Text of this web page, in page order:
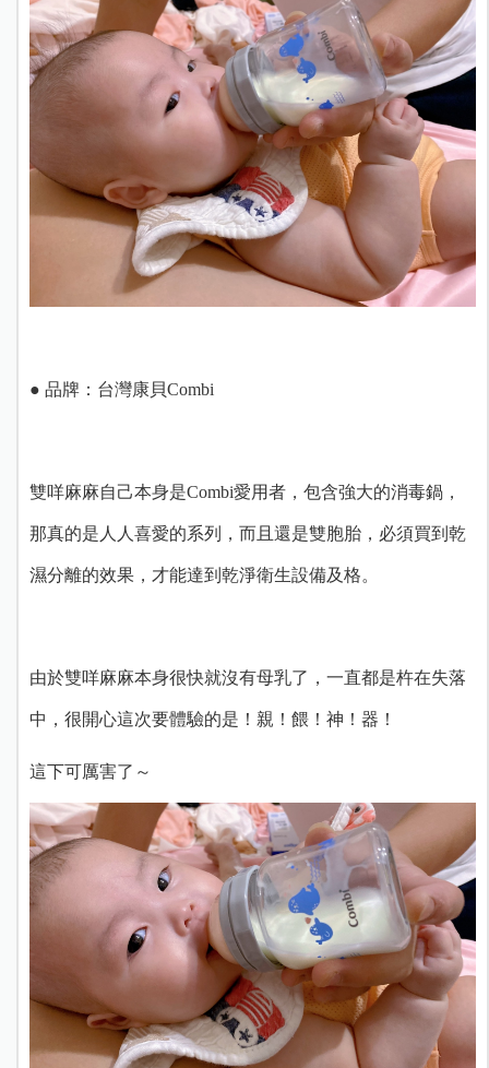
● 品牌：台灣康貝Combi
雙咩麻麻自己本身是Combi愛用者，包含強大的消毒鍋，
那真的是人人喜愛的系列，而且還是雙胞胎，必須買到乾
濕分離的效果，才能達到乾淨衛生設備及格。
由於雙咩麻麻本身很快就沒有母乳了，一直都是杵在失落
中，很開心這次要體驗的是！親！餵！神！器！
這下可厲害了～